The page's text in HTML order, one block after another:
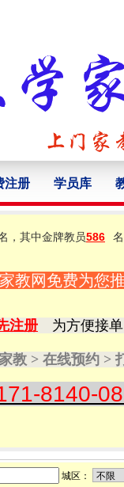
注册 学员库
，其中金牌教员586
教网免费为您
注册 为方便接
教 > 在线预约 >
8140-
城区：